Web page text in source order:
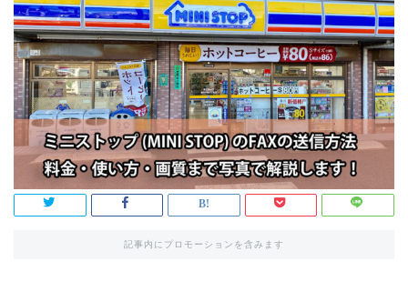
記事内にプロモーションを含みます